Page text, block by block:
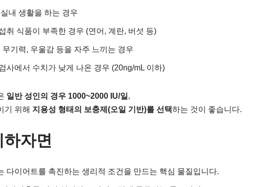
내 생활을 하는 경우
취 식품이 부족한 경우 (연어, 계란, 버섯 등)
무기력, 우울감 등을 자주 느끼는 경우
사에서 수치가 낮게 나온 경우 (20ng/mL 이하)
일반 성인의 경우 1000~2000 IU/일 ,
기 위해 지용성 형태의 보충제(오일 기반)를 선택하는 것이 좋습니다.
하자면
다이어트를 촉진하는 생리적 조건을 만드는 핵심 물질입니다.